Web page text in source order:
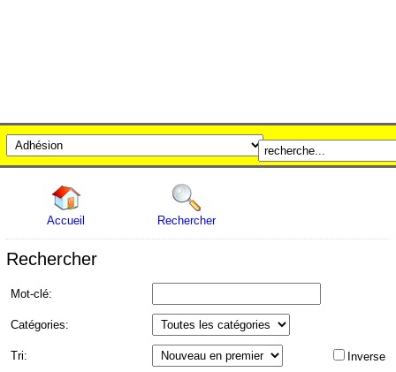
Accueil Rechercher
Rechercher
Mot-clé:
Catégories:
Tri: Inverse